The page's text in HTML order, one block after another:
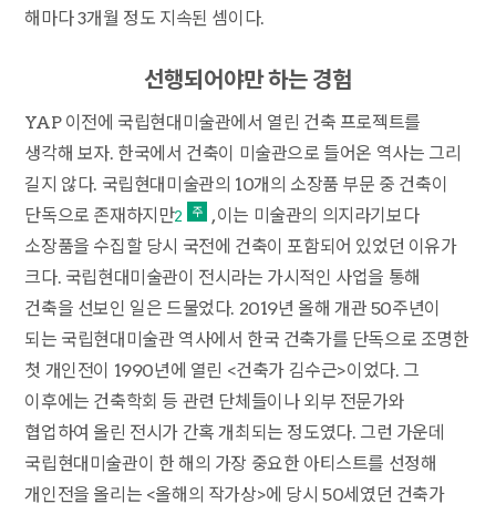
해마다 3개월 정도 지속된 셈이다.
선행되어야만 하는 경험
YAP 이전에 국립현대미술관에서 열린 건축 프로젝트를
생각해 보자. 한국에서 건축이 미술관으로 들어온 역사는 그리
길지 않다. 국립현대미술관의 10개의 소장품 부문 중 건축이
단독으로 존재하지만2
, 이는 미술관의 의지라기보다
소장품을 수집할 당시 국전에 건축이 포함되어 있었던 이유가
크다. 국립현대미술관이 전시라는 가시적인 사업을 통해
건축을 선보인 일은 드물었다. 2019년 올해 개관 50주년이
되는 국립현대미술관 역사에서 한국 건축가를 단독으로 조명한
첫 개인전이 1990년에 열린 <건축가 김수근>이었다. 그
이후에는 건축학회 등 관련 단체들이나 외부 전문가와
협업하여 올린 전시가 간혹 개최되는 정도였다. 그런 가운데
국립현대미술관이 한 해의 가장 중요한 아티스트를 선정해
개인전을 올리는 <올해의 작가상>에 당시 50세였던 건축가